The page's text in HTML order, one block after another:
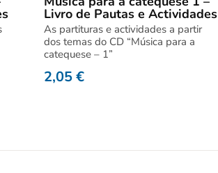
Livro de Pautas e Actividades
As partituras e actividades a partir
dos temas do CD “Música para a
catequese – 1”
2,05€